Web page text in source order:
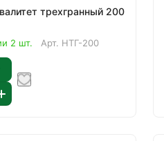
трехгранный 200
2 шт. Арт. НТГ-200